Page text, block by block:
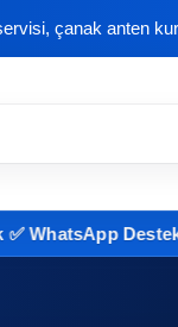
çanak anten
Destek 📞